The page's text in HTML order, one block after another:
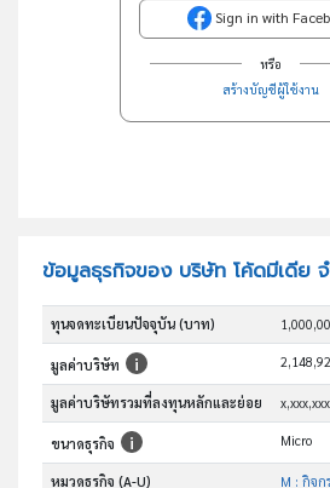
Sign in with
หรือ
สร้างบัญชีผู้ใช้งาน
ข้อมูลธุรกิจของ บริษัท โค้ดมีเดีย
ทุนจดทะเบียนปัจจุบัน (บาท)
มูลค่าบริษัท
มูลค่าบริษัทรวมที่ลงทุนหลักและย่อย
ขนาดธุรกิจ Micro
หมวดธุรกิจ (A-U)